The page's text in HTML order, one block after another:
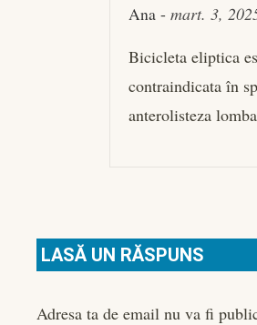
Ana - mart. 3,
Bicicleta eliptica
contraindicata în
anterolisteza
LASĂ UN RĂSPUNS
Adresa ta de email nu va fi